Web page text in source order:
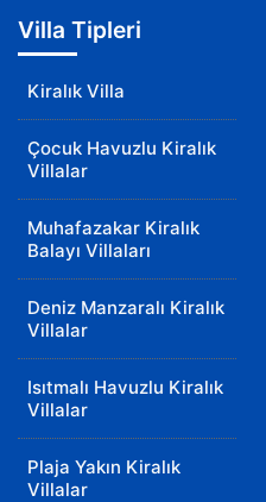
Villa Tipleri
Kiralık Villa
Çocuk Havuzlu Kiralık
Villalar
Muhafazakar Kiralık
Balayı Villaları
Deniz Manzaralı Kiralık
Villalar
Isıtmalı Havuzlu Kiralık
Villalar
Plaja Yakın Kiralık
Villalar